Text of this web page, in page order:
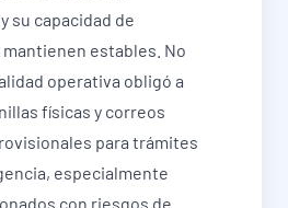
su capacidad de
estables. No
operativa obligó a
físicas y correos
para trámites
especialmente
con riesgos de